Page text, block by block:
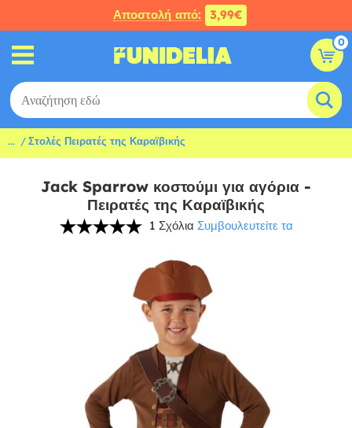
Αποστολή από: 3,99€
0
... Στολές Πειρατές της Καραϊβικής
Jack Sparrow κοστούμι για αγόρια -
Πειρατές της Καραϊβικής
1 Σχόλια Συμβουλευτείτε τα